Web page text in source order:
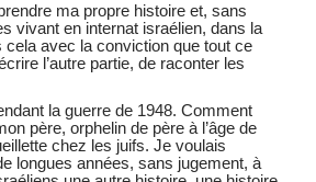
ma propre histoire et, sans
vivant en internat israélien, dans la
cela avec la conviction que tout ce
l’autre partie, de raconter les
la guerre de 1948. Comment
père, orphelin de père à l’âge de
chez les juifs. Je voulais
longues années, sans jugement, à